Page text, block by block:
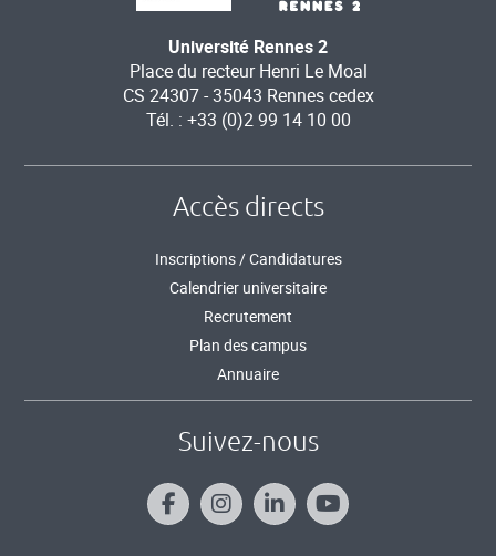
Université Rennes 2
Place du recteur Henri Le Moal
CS 24307 - 35043 Rennes cedex
Tél. : +33 (0)2 99 14 10 00
Accès directs
Inscriptions / Candidatures
Calendrier universitaire
Recrutement
Plan des campus
Annuaire
Suivez-nous